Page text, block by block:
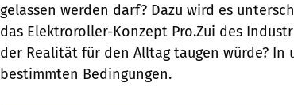
gelassen werden darf? Dazu wird es
das Elektroroller-Konzept Pro.Zui des
der Realität für den Alltag taugen würde? In
bestimmten Bedingungen.